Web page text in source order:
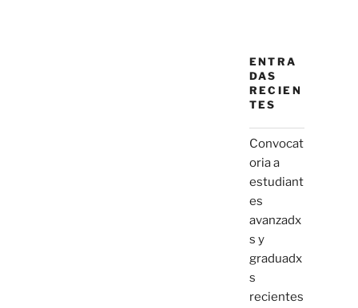
ENTRA
DAS
RECIEN
TES
Convocat
oria a
estudiant
es
avanzadx
s y
graduadx
s
recientes